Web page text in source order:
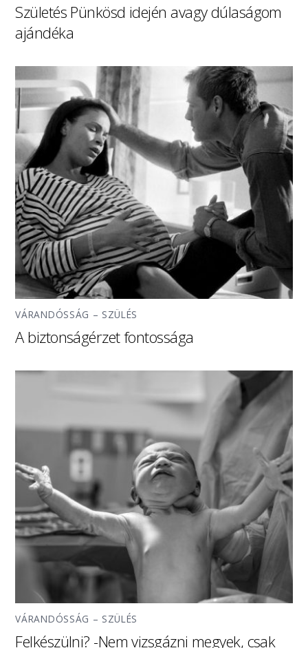
Születés Pünkösd idején avagy dúlaságom
ajándéka
VÁRANDÓSSÁG – SZÜLÉS
A biztonságérzet fontossága
VÁRANDÓSSÁG – SZÜLÉS
Felkészülni? -Nem vizsgázni megyek, csak